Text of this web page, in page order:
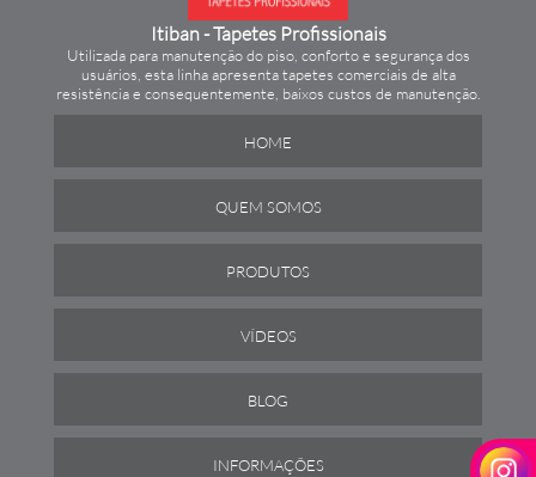
Itiban - Tapetes Profissionais
Utilizada para manutenção do piso, conforto e segurança dos
usuários, esta linha apresenta tapetes comerciais de alta
resistência e consequentemente, baixos custos de manutenção.
HOME
QUEM SOMOS
PRODUTOS
VÍDEOS
BLOG
INFORMAÇÕES